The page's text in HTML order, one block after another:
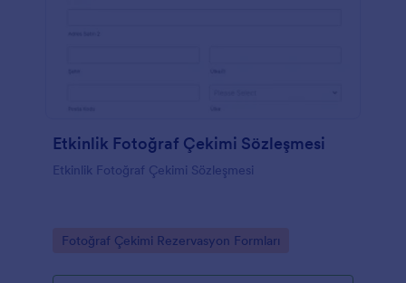
Etkinlik Fotoğraf Çekimi Sözleşmesi
Etkinlik Fotoğraf Çekimi Sözleşmesi
Go to Category:
Fotoğraf Çekimi Rezervasyon Formları